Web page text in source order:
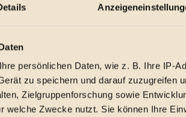
persönlichen Daten, wie z. B. Ihre IP-
zu speichern und darauf zuzugreifen
Zielgruppenforschung sowie
welche Zwecke nutzt. Sie können Ihre
festzuhalten.
Hause.
zurückkommen.